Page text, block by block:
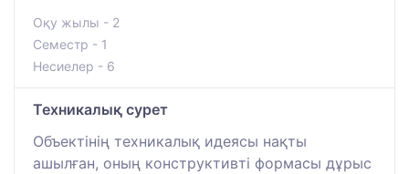
Оқу жылы - 2
Семестр - 1
Несиелер - 6
Техникалық сурет
Объектінің техникалық идеясы нақты
ашылған, оның конструктивті формасы дұрыс